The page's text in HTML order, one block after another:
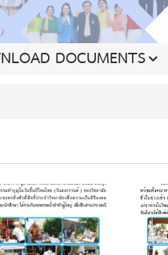
DOCUMENTS